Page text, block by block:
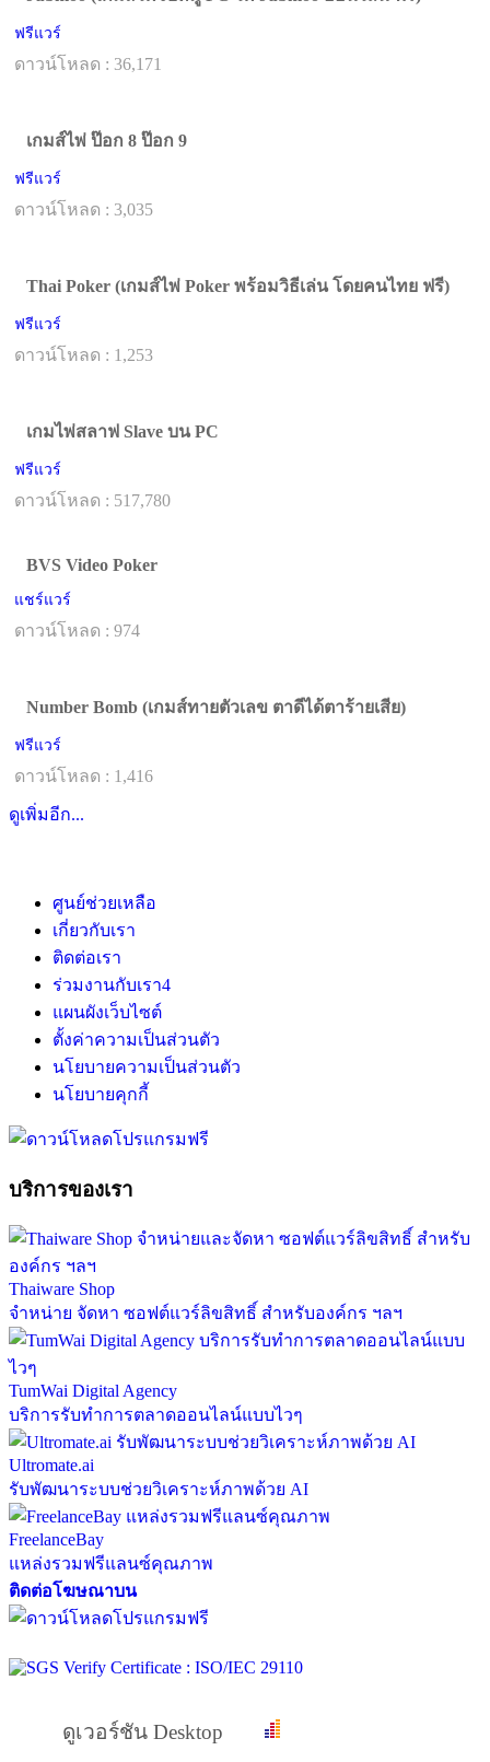
ฟรีแวร์
ดาวน์โหลด : 36,171
เกมส์ไพ่ ป๊อก 8 ป๊อก 9
ฟรีแวร์
ดาวน์โหลด : 3,035
Thai Poker (เกมส์ไพ่ Poker พร้อมวิธีเล่น โดยคนไทย ฟรี)
ฟรีแวร์
ดาวน์โหลด : 1,253
เกมไพ่สลาฟ Slave บน PC
ฟรีแวร์
ดาวน์โหลด : 517,780
BVS Video Poker
แชร์แวร์
ดาวน์โหลด : 974
Number Bomb (เกมส์ทายตัวเลข ตาดีได้ตาร้ายเสีย)
ฟรีแวร์
ดาวน์โหลด : 1,416
ดูเพิ่มอีก...
ศูนย์ช่วยเหลือ
เกี่ยวกับเรา
ติดต่อเรา
ร่วมงานกับเรา4
แผนผังเว็บไซต์
ตั้งค่าความเป็นส่วนตัว
นโยบายความเป็นส่วนตัว
นโยบายคุกกี้
บริการของเรา
Thaiware Shop
จำหน่าย จัดหา ซอฟต์แวร์ลิขสิทธิ์ สำหรับองค์กร ฯลฯ
TumWai Digital Agency
บริการรับทำการตลาดออนไลน์แบบไวๆ
Ultromate.ai
รับพัฒนาระบบช่วยวิเคราะห์ภาพด้วย AI
FreelanceBay
แหล่งรวมฟรีแลนซ์คุณภาพ
ติดต่อโฆษณาบน
ดูเวอร์ชัน Desktop